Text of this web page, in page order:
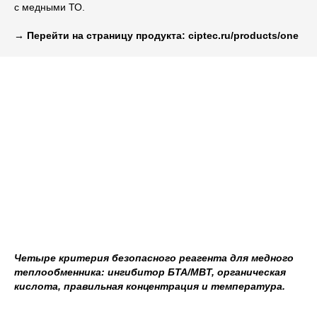
с медными ТО.
→ Перейти на страницу продукта: ciptec.ru/products/one
Четыре критерия безопасного реагента для медного
теплообменника: ингибитор БTA/MBT, органическая
кислота, правильная концентрация и температура.